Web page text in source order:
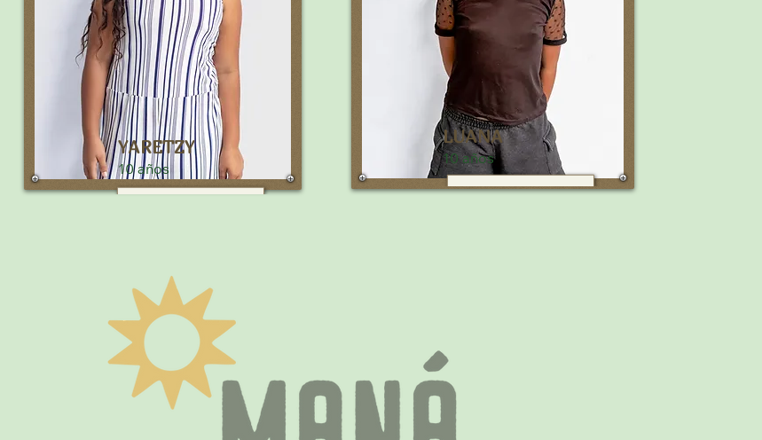
Jugador profesional de fútbol para
Argentina porque es mi equipo
favorito.
¿Cuál es tu parte favorita de Mana?
La comida deliciosa y jugar al
fútbol.
10 años
YARETZY
LUANA
10 años